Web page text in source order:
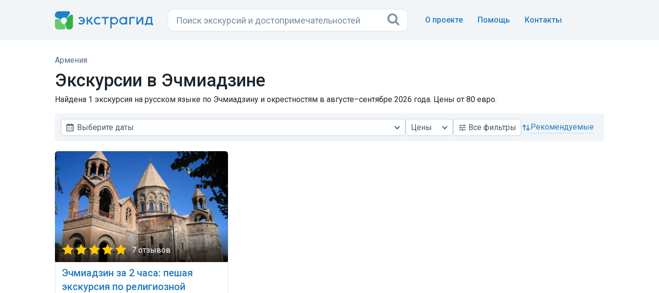
О проекте Помощь Контакты
Армения
Экскурсии в Эчмиадзине
Найдена 1 экскурсия на русском языке по Эчмиадзину и окрестностям в августе–сентябре 2026 года. Цены от 80 евро.
Выберите даты Цены Все фильтры рекомендуемые
7 отзывов
Эчмиадзин за 2 часа: пешая
экскурсия по религиозной